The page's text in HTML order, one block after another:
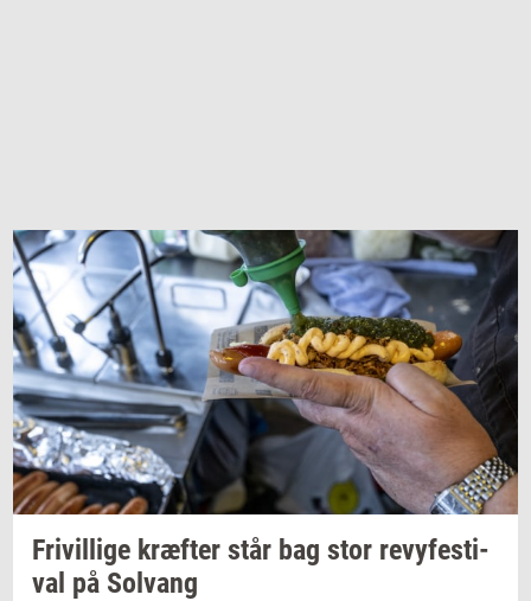
Fri­vil­li­ge kræf­ter står bag stor revy­festi­
val på Solvang